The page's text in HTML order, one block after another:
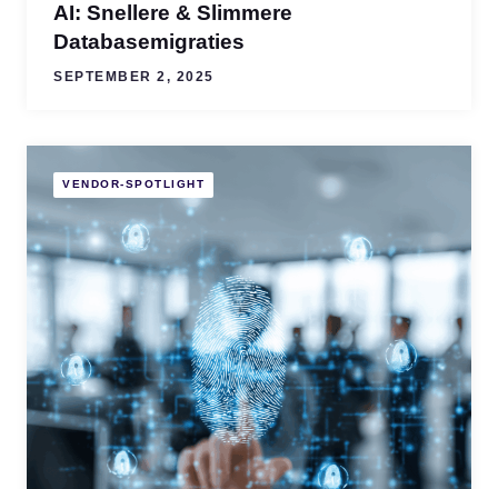
AI: Snellere & Slimmere
Databasemigraties
SEPTEMBER 2, 2025
VENDOR-SPOTLIGHT